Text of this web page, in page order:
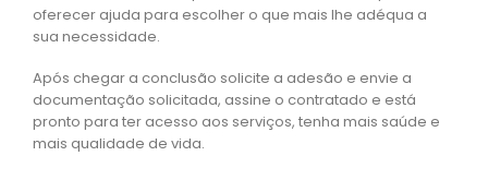
oferecer ajuda para escolher o que mais lhe adéqua a
sua necessidade.
Após chegar a conclusão solicite a adesão e envie a
documentação solicitada, assine o contratado e está
pronto para ter acesso aos serviços, tenha mais saúde e
mais qualidade de vida.